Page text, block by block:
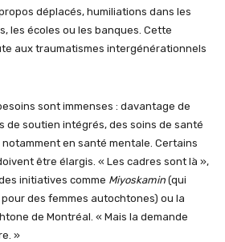
déplacés, humiliations dans les
les écoles ou les banques. Cette
aux traumatismes intergénérationnels
sont immenses : davantage de
de soutien intégrés, des soins de santé
en santé mentale. Certains
être élargis. « Les cadres sont là »,
initiatives comme Miyoskamin (qui
des femmes autochtones) ou la
de Montréal. « Mais la demande
»